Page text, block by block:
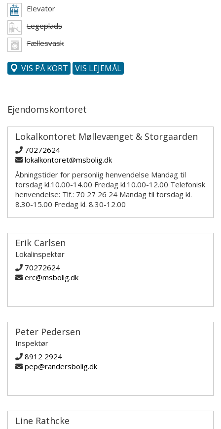
Elevator
Legeplads
Fællesvask
VIS PÅ KORT VIS LEJEMÅL
Ejendomskontoret
Lokalkontoret Møllevænget & Storgaarden
70272624
lokalkontoret@msbolig.dk
Åbningstider for personlig henvendelse Mandag til
torsdag kl.10.00-14.00 Fredag kl.10.00-12.00 Telefonisk
henvendelse: Tlf.: 70 27 26 24 Mandag til torsdag kl.
8.30-15.00 Fredag kl. 8.30-12.00
Erik Carlsen
Lokalinspektør
70272624
erc@msbolig.dk
Peter Pedersen
Inspektør
8912 2924
pep@randersbolig.dk
Line Rathcke